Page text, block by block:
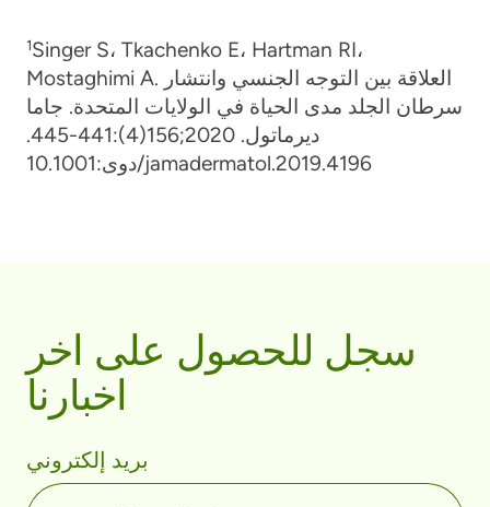
1Singer S، Tkachenko E، Hartman RI،
Mostaghimi A. العلاقة بين التوجه الجنسي وانتشار
سرطان الجلد مدى الحياة في الولايات المتحدة. جاما
ديرماتول. 2020;156(4):441-445.
دوى:10.1001/jamadermatol.2019.4196
سجل للحصول على اخر
اخبارنا
بريد إلكتروني